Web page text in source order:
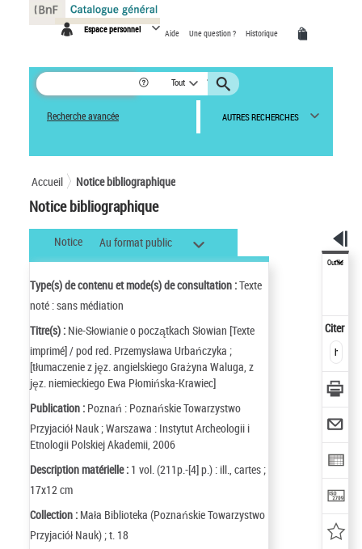
Espace personnel Aide Une question ? Historique
Tout
Recherche avancée AUTRES RECHERCHES
Accueil Notice bibliographique
Notice bibliographique
Notice Au format public
Type(s) de contenu et mode(s) de consultation :Texte
noté : sans médiation
Titre(s) : Nie-Słowianie o początkach Słowian [Texte
imprimé] / pod red. Przemysława Urbańczyka ;
[tłumaczenie z jęz. angielskiego Grażyna Waluga, z
jęz. niemieckiego Ewa Płomińska-Krawiec]
Publication : Poznań : Poznańskie Towarzystwo
Przyjaciół Nauk ; Warszawa : Instytut Archeologii i
Etnologii Polskiej Akademii, 2006
Description matérielle : 1 vol. (211p.-[4] p.) : ill., cartes ;
17x12 cm
Collection : Mała Biblioteka (Poznańskie Towarzystwo
Przyjaciół Nauk) ; t. 18
Outils
Citer
Panneau de gestion des cookies